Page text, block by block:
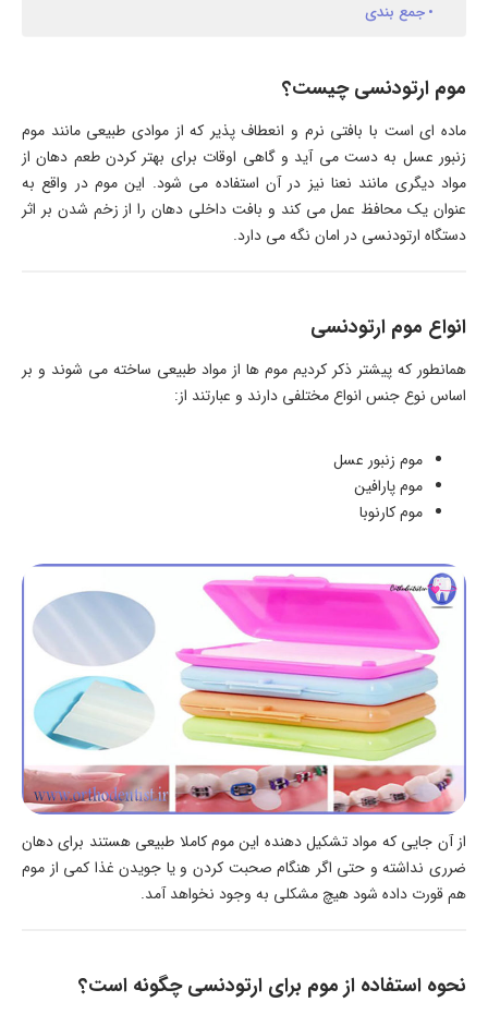
جمع بندی
موم ارتودنسی چیست؟
ماده ای است با بافتی نرم و انعطاف پذیر که از موادی طبیعی مانند موم
زنبور عسل به دست می آید و گاهی اوقات برای بهتر کردن طعم دهان از
مواد دیگری مانند نعنا نیز در آن استفاده می شود. این موم در واقع به
عنوان یک محافظ عمل می کند و بافت داخلی دهان را از زخم شدن بر اثر
دستگاه ارتودنسی در امان نگه می دارد.
انواع موم ارتودنسی
همانطور که پیشتر ذکر کردیم موم ها از مواد طبیعی ساخته می شوند و بر
اساس نوع جنس انواع مختلفی دارند و عبارتند از:
موم زنبور عسل
موم پارافین
موم کارنوبا
از آن جایی که مواد تشکیل دهنده این موم کاملا طبیعی هستند برای دهان
ضرری نداشته و حتی اگر هنگام صحبت کردن و یا جویدن غذا کمی از موم
هم قورت داده شود هیچ مشکلی به وجود نخواهد آمد.
نحوه استفاده از موم برای ارتودنسی چگونه است؟